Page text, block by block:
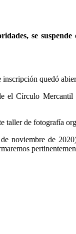
se
quedó
Círculo
taller de fotografía
noviembre de